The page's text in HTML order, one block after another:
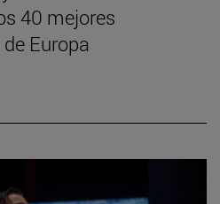
40 mejores
Europa